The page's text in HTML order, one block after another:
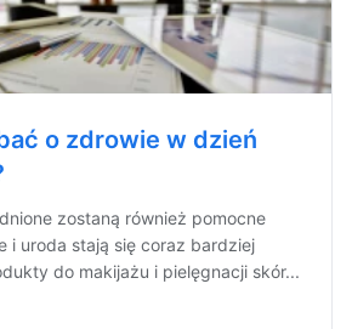
o zdrowie w dzień
zostaną również pomocne
i uroda stają się coraz bardziej
do makijażu i pielęgnacji skór...